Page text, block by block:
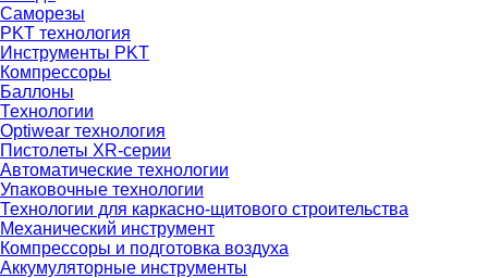
Саморезы
PKT технология
Инструменты PKT
Компрессоры
Баллоны
Технологии
Optiwear технология
Пистолеты XR-серии
Автоматические технологии
Упаковочные технологии
Технологии для каркасно-щитового строительства
Механический инструмент
Компрессоры и подготовка воздуха
Аккумуляторные инструменты